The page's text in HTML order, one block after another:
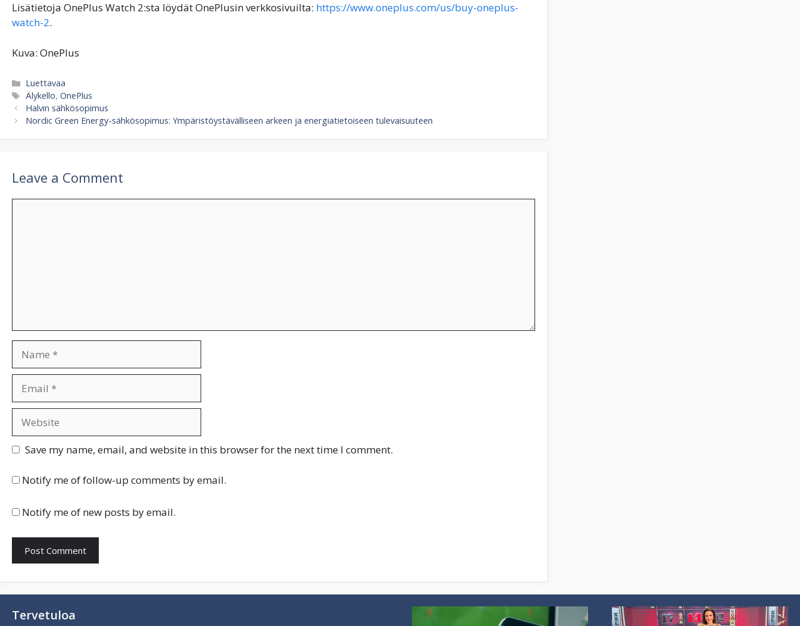
Lisätietoja OnePlus Watch 2:sta löydät OnePlusin verkkosivuilta: https://www.oneplus.com/us/buy-oneplus-
watch-2.
Kuva: OnePlus
Categories
Luettavaa
Tags
Älykello,OnePlus
Halvin sähkösopimus
Nordic Green Energy-sähkösopimus: Ympäristöystävälliseen arkeen ja energiatietoiseen tulevaisuuteen
Leave a Comment
Save my name, email, and website in this browser for the next time I comment.
Notify me of follow-up comments by email.
Notify me of new posts by email.
Tervetuloa